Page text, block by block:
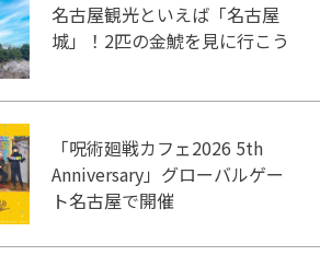
名古屋観光といえば「名古屋
城」！2匹の金鯱を見に行こう
「呪術廻戦カフェ2026 5th
Anniversary」グローバルゲー
ト名古屋で開催